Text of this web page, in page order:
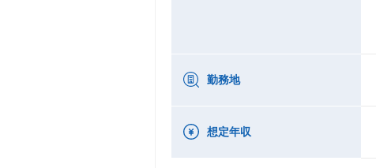
勤務地
想定年収